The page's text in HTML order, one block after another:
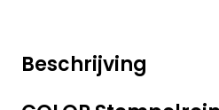
Beschrijving